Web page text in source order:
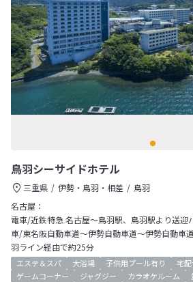
鳥羽シーサイドホテル
三重県 伊勢・鳥羽・相差
鳥羽
名古屋：
電車/近鉄特急 名古屋～鳥羽駅、鳥羽駅より送迎
車/東名阪自動車道～伊勢自動車道～伊勢自動
羽ライン経由で約25分
エステ＆スパ 大浴場 子供用プール有り 宅
ゲームコーナー
ジャグジー カラオケルーム